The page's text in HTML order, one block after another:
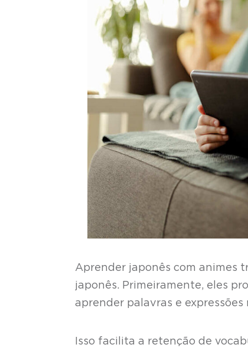
Aprender japonês com animes
japonês. Primeiramente, eles
aprender palavras e
Isso facilita a retenção de